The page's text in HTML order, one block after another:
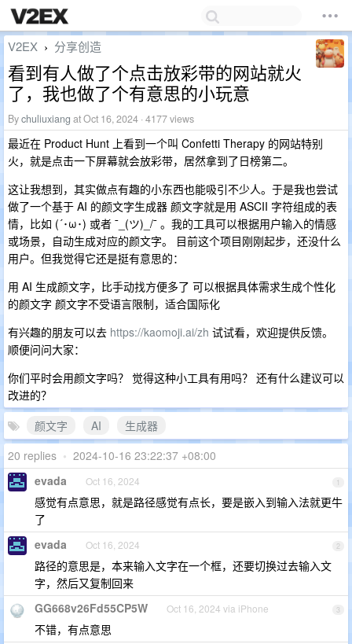
V2EX › 分享创造
看到有人做了个点击放彩带的网站就火
了，我也做了个有意思的小玩意
Bychuliuxiang at Oct 16, 2024 · 4177 views
最近在 Product Hunt 上看到一个叫 Confetti Therapy 的网站特别
火，就是点击一下屏幕就会放彩带，居然拿到了日榜第二。
这让我想到，其实做点有趣的小东西也能吸引不少人。于是我也尝试
做了一个基于 AI 的颜文字生成器 颜文字就是用 ASCII 字符组成的表
情，比如 (´･ω･) 或者 ¯_(ツ)_/¯ 。我的工具可以根据用户输入的情感
或场景，自动生成对应的颜文字。 目前这个项目刚刚起步，还没什么
用户。但我觉得它还是挺有意思的：
用 AI 生成颜文字，比手动找方便多了 可以根据具体需求生成个性化
的颜文字 颜文字不受语言限制，适合国际化
有兴趣的朋友可以去 https://kaomoji.ai/zh 试试看，欢迎提供反馈。
顺便问问大家：
你们平时会用颜文字吗？ 觉得这种小工具有用吗？ 还有什么建议可以
改进的？
颜文字
AI
生成器
20 replies • 2024-10-16 23:22:37 +08:00
1
evada Oct 16, 2024
感觉有点意思，就是路径感觉有点长，要是嵌入到输入法就更牛
了
2
evada Oct 16, 2024
路径的意思是，本来输入文字在一个框，还要切换过去输入文
字，然后又复制回来
3
GG668v26Fd55CP5W Oct 16, 2024 via iPhone
不错，有点意思